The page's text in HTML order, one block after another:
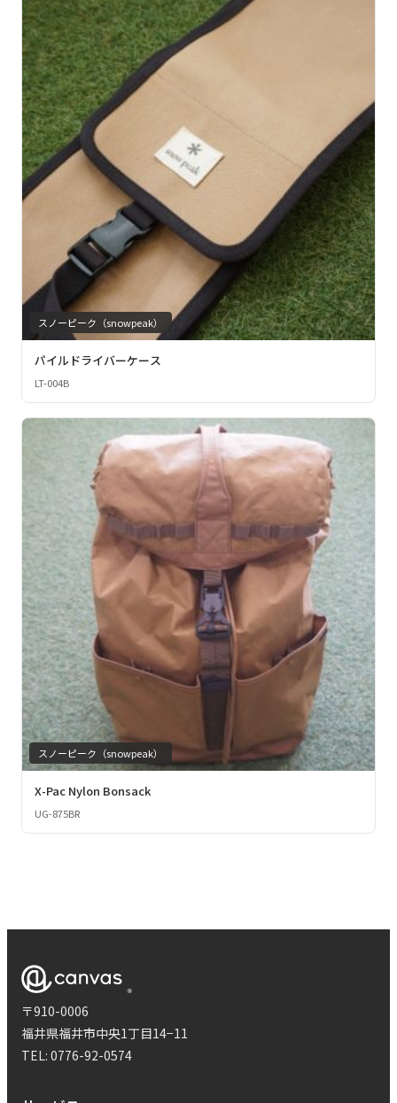
スノーピーク（snowpeak）
パイルドライバーケース
LT-004B
スノーピーク（snowpeak）
X-Pac Nylon Bonsack
UG-875BR
〒910-0006
福井県福井市中央1丁目14−11
TEL: 0776-92-0574